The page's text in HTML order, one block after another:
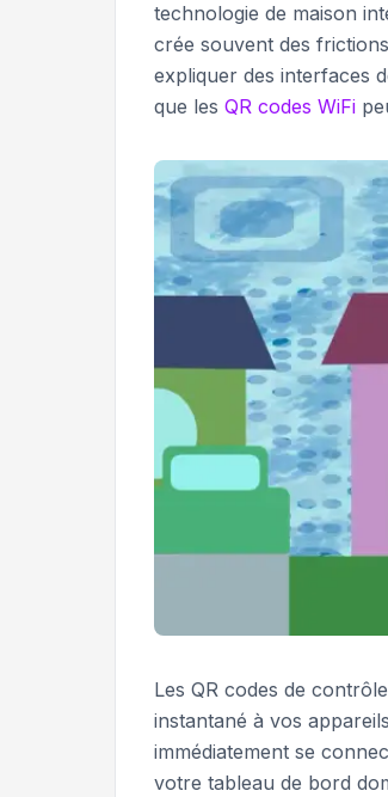
technologie de maison
crée souvent des
expliquer des interfaces
que les QR codes WiFi
Les QR codes de
instantané à vos
immédiatement se
votre tableau de bord